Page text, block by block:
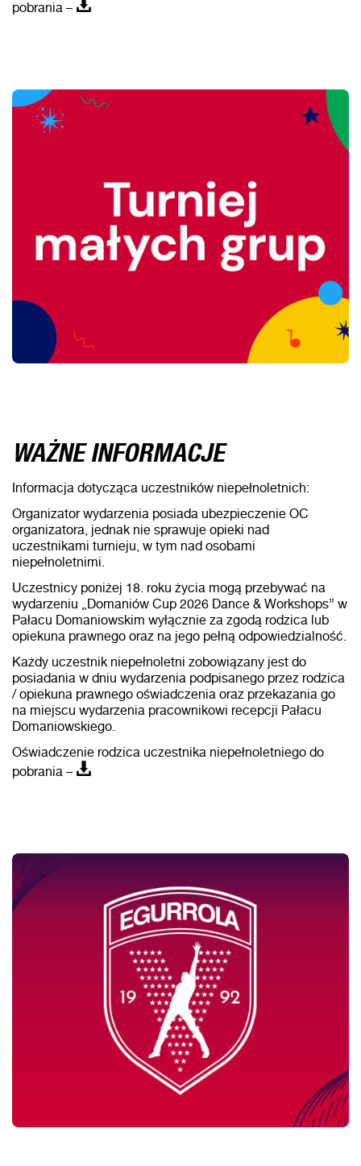
pobrania –
WAŻNE INFORMACJE
Informacja dotycząca uczestników niepełnoletnich:
Organizator wydarzenia posiada ubezpieczenie OC
organizatora, jednak nie sprawuje opieki nad
uczestnikami turnieju, w tym nad osobami
niepełnoletnimi.
Uczestnicy poniżej 18. roku życia mogą przebywać na
wydarzeniu „Domaniów Cup 2026 Dance & Workshops” w
Pałacu Domaniowskim wyłącznie za zgodą rodzica lub
opiekuna prawnego oraz na jego pełną odpowiedzialność.
Każdy uczestnik niepełnoletni zobowiązany jest do
posiadania w dniu wydarzenia podpisanego przez rodzica
/ opiekuna prawnego oświadczenia oraz przekazania go
na miejscu wydarzenia pracownikowi recepcji Pałacu
Domaniowskiego.
Oświadczenie rodzica uczestnika niepełnoletniego do
pobrania –